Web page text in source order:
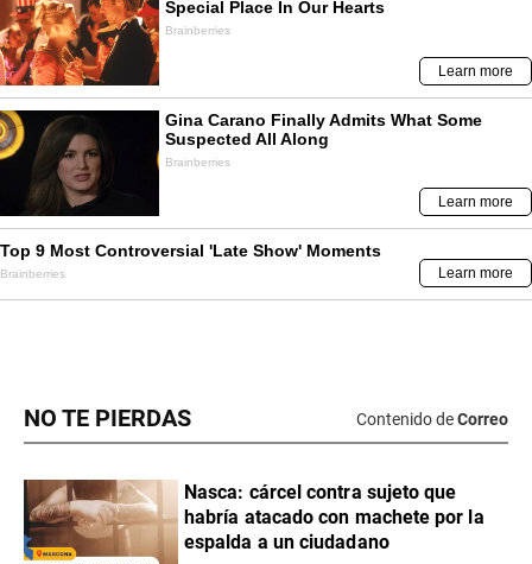
NO TE PIERDAS Contenido deCorreo
Nasca: cárcel contra sujeto que
habría atacado con machete por la
espalda a un ciudadano